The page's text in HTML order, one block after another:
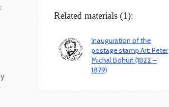
Related materials (1):
Inauguration of the
postage stamp Art: Peter
Michal Bohúň (1822 –
1879)